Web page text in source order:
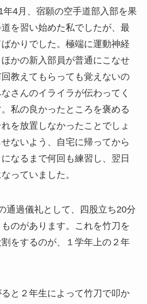
年4月、宿願の空手道部入部を果
を習い始めた私でしたが、最
かりでした。極端に運動神経
かの新入部員が普通にこなせ
教えてもらっても覚えないの
さんのイライラが伝わってく
私の良かったところを褒める
を放置しなかったことでしょ
ないよう、自宅に帰ってから
なるまで何回も練習し、翌日
っていました。
通過儀礼として、四股立ち20分
のがあります。これを竹刀を
をするのが、１学年上の２年
と２年生によって竹刀で叩か